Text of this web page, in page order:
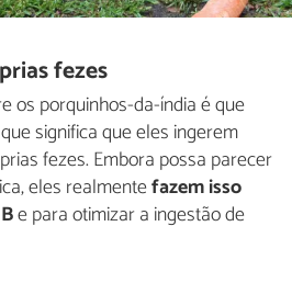
fezes
os porquinhos-da-índia é que
significa que eles ingerem
fezes. Embora possa parecer
eles realmentefazem isso
e para otimizar a ingestão de